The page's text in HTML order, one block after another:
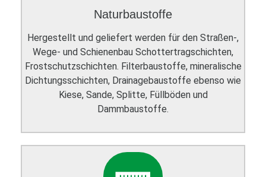
Naturbaustoffe
Hergestellt und geliefert werden für den Straßen-,
Wege- und Schienenbau Schottertragschichten,
Frostschutzschichten. Filterbaustoffe, mineralische
Dichtungsschichten, Drainagebaustoffe ebenso wie
Kiese, Sande, Splitte, Füllböden und
Dammbaustoffe.